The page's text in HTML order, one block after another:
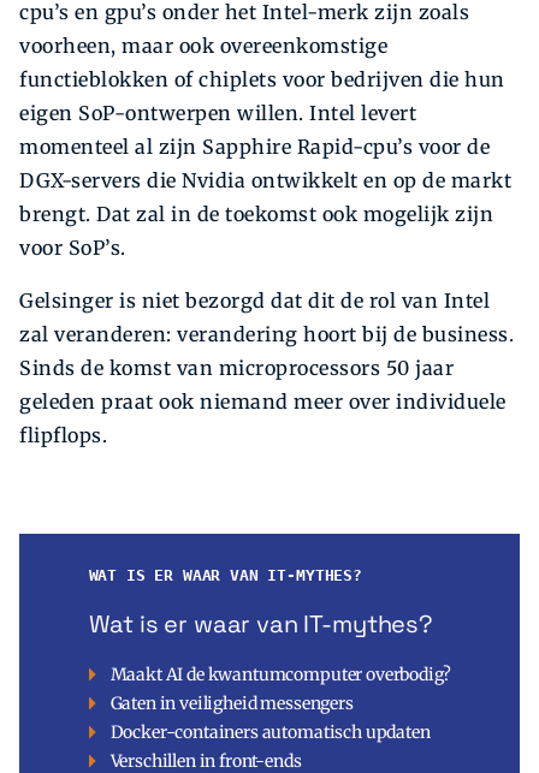
cpu’s en gpu’s onder het Intel-merk zijn zoals
voorheen, maar ook overeenkomstige
functieblokken of chiplets voor bedrijven die hun
eigen SoP-ontwerpen willen. Intel levert
momenteel al zijn Sapphire Rapid-cpu’s voor de
DGX-servers die Nvidia ontwikkelt en op de markt
brengt. Dat zal in de toekomst ook mogelijk zijn
voor SoP’s.
Gelsinger is niet bezorgd dat dit de rol van Intel
zal veranderen: verandering hoort bij de business.
Sinds de komst van microprocessors 50 jaar
geleden praat ook niemand meer over individuele
flipflops.
WAT IS ER WAAR VAN IT-MYTHES?
Wat is er waar van IT-mythes?
Maakt AI de kwantumcomputer overbodig?
Gaten in veiligheid messengers
Docker-containers automatisch updaten
Verschillen in front-ends